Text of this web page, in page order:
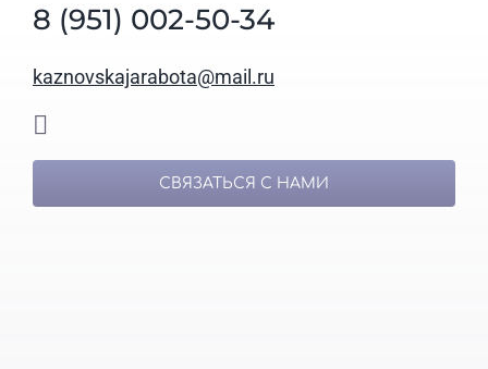
8 (951) 002-50-34
kaznovskajarabota@mail.ru
СВЯЗАТЬСЯ С НАМИ